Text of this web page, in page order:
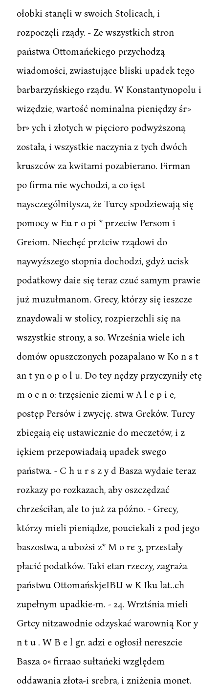
ołobki stanęli w swoich Stolicach, i
rozpoczęli rządy. - Ze wszystkich stron
państwa Ottomańekiego przychodzą
wiadomości, zwiastujące bliski upadek tego
barbarzyńskiego rządu. W Konstantynopolu i
wizędzie, wartość nominalna pieniędzy śr>
br» ych i złotych w pięcioro podwyższoną
została, i wszystkie naczynia z tych dwóch
kruszców za kwitami pozabierano. Firman
po firma nie wychodzi, a co ięst
naysczególnitysza, że Turcy spodziewają się
pomocy w Eu r o pi * przeciw Persom i
Greiom. Niechęć prztciw rządowi do
naywyźszego stopnia dochodzi, gdyż ucisk
podatkowy daie się teraz czuć samym prawie
już muzułmanom. Grecy, którzy się ieszcze
znaydowali w stolicy, rozpierzchli się na
wszystkie strony, a so. Września wiele ich
domów opuszczonych pozapalano w Ko n s t
an t yn o p o l u. Do tey nędzy przyczyniły etę
m o c n o: trzęsienie ziemi w A l e p i e,
postęp Persów i zwycję. stwa Greków. Turcy
zbiegaią eię ustawicznie do meczetów, i z
iękiem przepowiadaią upadek swego
państwa. - C h u r s z y d Basza wydaie teraz
rozkazy po rozkazach, aby oszczędzać
chrześciłan, ale to już za późno. - Grecy,
którzy mieli pieniądze, pouciekali 2 pod jego
baszostwa, a ubożsi z* M o re 3, przestały
płacić podatków. Taki etan rzeczy, zagraża
państwu OttomańskjeIBU w K Iku lat..ch
zupełnym upadkie-m. - 24. Wrztśnia mieli
Grtcy nitzawodnie odzyskać warownią Kor y
n t u . W B e l gr. adzi e ogłosił nereszcie
Basza 0« firraao sułtańeki względem
oddawania złota-i srebra, i zniżenia monet.